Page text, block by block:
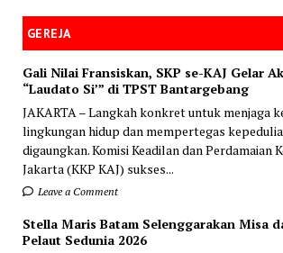
GEREJA
Gali Nilai Fransiskan, SKP se-KAJ Gelar
“Laudato Si’” di TPST Bantargebang
JAKARTA – Langkah konkret untuk menjaga
lingkungan hidup dan mempertegas
digaungkan. Komisi Keadilan dan Perdamaian
Jakarta (KKP KAJ) sukses...
Leave a Comment
Stella Maris Batam Selenggarakan Misa
Pelaut Sedunia 2026